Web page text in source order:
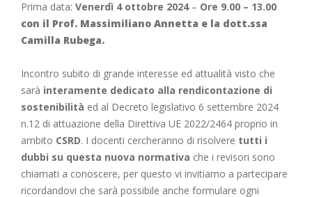
Prima data: Venerdì 4 ottobre 2024– Ore 9.00 – 13.00
con il Prof. Massimiliano Annetta e la dott.ssa
Camilla Rubega.
Incontro subito di grande interesse ed attualità visto che
sarà interamente dedicato alla rendicontazione di
sostenibilità ed al Decreto legislativo 6 settembre 2024
n.12 di attuazione della Direttiva UE 2022/2464 proprio in
ambito CSRD. I docenti cercheranno di risolvere tutti i
dubbi su questa nuova normativa che i revisori sono
chiamati a conoscere, per questo vi invitiamo a partecipare
ricordandovi che sarà possibile anche formulare ogni